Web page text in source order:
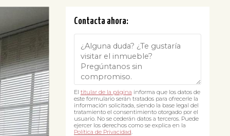
Contacta ahora:
El titular de la página informa que los datos de
este formulario serán tratados para ofrecerle la
información solicitada, siendo la base legal del
tratamiento el consentimiento otorgado por el
usuario. No se cederán datos a terceros. Puede
ejercer los derechos como se explica en la
Política de Privacidad.